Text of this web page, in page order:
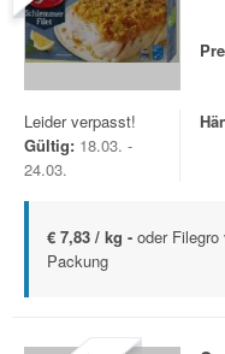
Leider verpasst!
Gültig: 18.03. -
24.03.
€ 7,83 / kg - oder
Packung